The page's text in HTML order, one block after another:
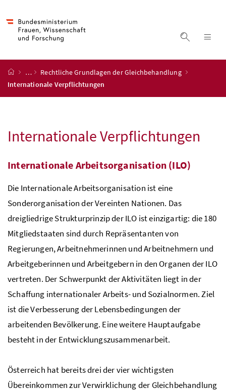
Suche
Startseite
…
Rechtliche Grundlagen der Gleichbehandlung
Internationale Verpflichtungen
Internationale Verpflichtungen
Internationale Arbeitsorganisation (ILO)
Die Internationale Arbeitsorganisation ist eine
Sonderorganisation der Vereinten Nationen. Das
dreigliedrige Strukturprinzip der ILO ist einzigartig: die 180
Mitgliedstaaten sind durch Repräsentanten von
Regierungen, Arbeitnehmerinnen und Arbeitnehmern und
Arbeitgeberinnen und Arbeitgebern in den Organen der ILO
vertreten. Der Schwerpunkt der Aktivitäten liegt in der
Schaffung internationaler Arbeits- und Sozialnormen. Ziel
ist die Verbesserung der Lebensbedingungen der
arbeitenden Bevölkerung. Eine weitere Hauptaufgabe
besteht in der Entwicklungszusammenarbeit.
Österreich hat bereits drei der vier wichtigsten
Übereinkommen zur Verwirklichung der Gleichbehandlung